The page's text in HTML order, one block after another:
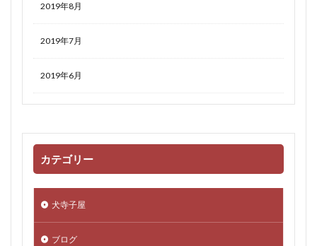
2019年8月
2019年7月
2019年6月
カテゴリー
犬寺子屋
ブログ